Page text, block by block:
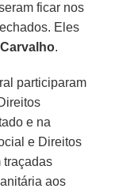
ficar nos
Eles
.
participaram
e na
e Direitos
traçadas
aos